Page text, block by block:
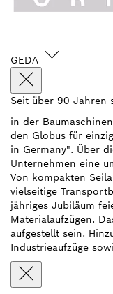
GEDA
Seit über 90 Jahren
in der
den Globus für
in Germany". Über
Unternehmen eine
Von kompakten
vielseitige
jähriges Jubiläum
Materialaufzügen.
aufgestellt sein.
Industrieaufzüge